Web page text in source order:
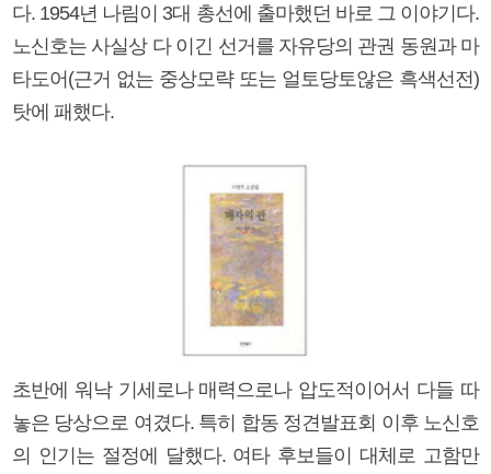
다. 1954년 나림이 3대 총선에 출마했던 바로 그 이야기다.
노신호는 사실상 다 이긴 선거를 자유당의 관권 동원과 마
타도어(근거 없는 중상모략 또는 얼토당토않은 흑색선전)
탓에 패했다.
초반에 워낙 기세로나 매력으로나 압도적이어서 다들 따
놓은 당상으로 여겼다. 특히 합동 정견발표회 이후 노신호
의 인기는 절정에 달했다. 여타 후보들이 대체로 고함만